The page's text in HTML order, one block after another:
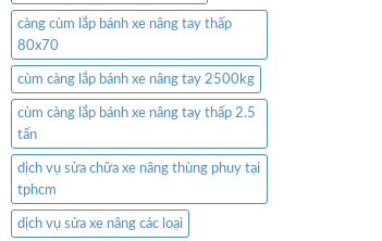
càng cùm lắp bánh xe nâng tay thấp
80x70
cùm càng lắp bánh xe nâng tay 2500kg
cùm càng lắp bánh xe nâng tay thấp 2.5
tấn
dịch vụ sửa chữa xe nâng thùng phuy tại
tphcm
dịch vụ sửa xe nâng các loại